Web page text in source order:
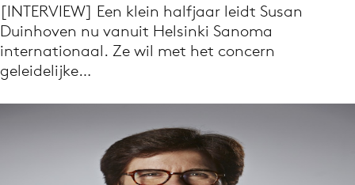
Nieuws app
​[INTERVIEW] Een klein halfjaar leidt Susan
Duinhoven nu vanuit Helsinki Sanoma
internationaal. Ze wil met het concern
geleidelijke…